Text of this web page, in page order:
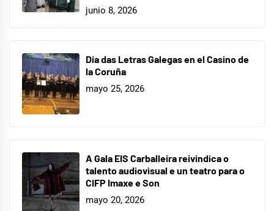
junio 8, 2026
Día das Letras Galegas en el Casino de
la Coruña
mayo 25, 2026
A Gala EIS Carballeira reivindica o
talento audiovisual e un teatro para o
CIFP Imaxe e Son
mayo 20, 2026